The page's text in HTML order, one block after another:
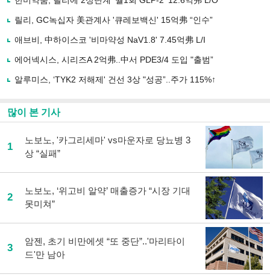
기
사
유
기
릴리, GC녹십자 美관계사 '큐레보백신' 15억弗 “인수”
애브비, 中하이스코 '비마약성 NaV1.8' 7.45억弗 L/I
에어넥시스, 시리즈A 2억弗..中서 PDE3/4 도입 "출범”
알루미스, ‘TYK2 저해제' 건선 3상 "성공”..주가 115%↑
많이 본 기사
1
노보노, '카그리세마' vs마운자로 당뇨병 3
상 “실패”
2
노보노, ‘위고비 알약’ 매출증가 “시장 기대
못미쳐”
3
암젠, 초기 비만에셋 “또 중단”..'마리타이
드'만 남아